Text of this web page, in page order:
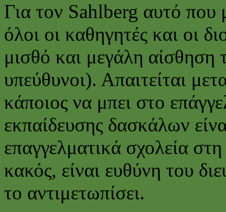
Για τον Sahlberg αυτό που
όλοι οι καθηγητές και οι
μισθό και μεγάλη αίσθηση
υπεύθυνοι). Απαιτείται
κάποιος να μπει στο
εκπαίδευσης δασκάλων
επαγγελματικά σχολεία
κακός, είναι ευθύνη του
το αντιμετωπίσει.